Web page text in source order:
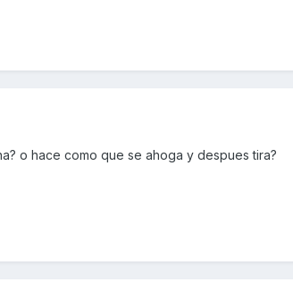
o hace como que se ahoga y despues tira?